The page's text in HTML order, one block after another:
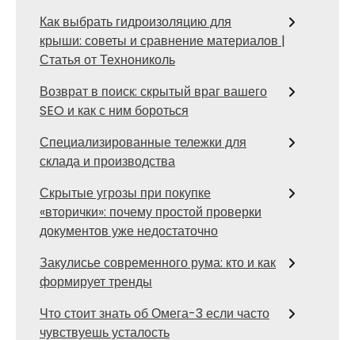
Как выбрать гидроизоляцию для
крыши: советы и сравнение материалов |
Статья от Технониколь
Возврат в поиск: скрытый враг вашего
SEO и как с ним бороться
Специализированные тележки для
склада и производства
Скрытые угрозы при покупке
«вторички»: почему простой проверки
документов уже недостаточно
Закулисье современного рума: кто и как
формирует тренды
Что стоит знать об Омега-3 если часто
чувствуешь усталость